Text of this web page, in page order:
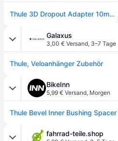
Thule 3D Dropout Adapter 10mm Spacer neutral (20110723-20110723)
Galaxus
3,00 € Versand, 3–7 Tage
Thule, Veloanhänger Zubehör
BikeInn
5,99 € Versand, Morgen
fahrrad-teile.shop